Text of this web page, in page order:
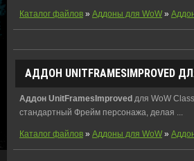
Каталог файлов » Аддоны для WoW »
АДДОН UNITFRAMESIMPROVED
Аддон UnitFramesImproved для WoW
стандартный Фрейм персонажа, делая ...
Каталог файлов » Аддоны для WoW »